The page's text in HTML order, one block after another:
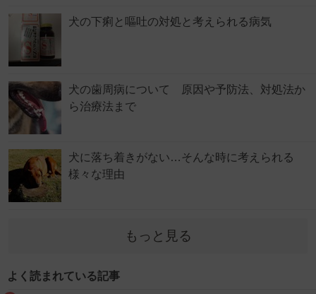
犬の下痢と嘔吐の対処と考えられる病気
犬の歯周病について 原因や予防法、対処法か
ら治療法まで
犬に落ち着きがない…そんな時に考えられる
様々な理由
もっと見る
よく読まれている記事